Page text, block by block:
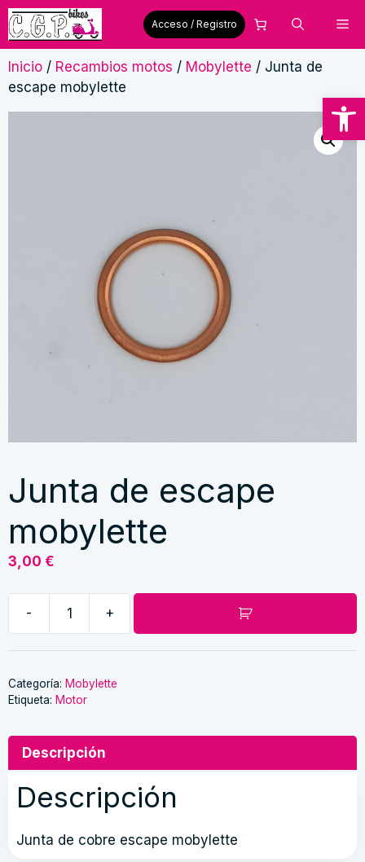
Abrir
Saltar
al
contenido
Acceso / Registro
Inicio / Recambios motos / Mobylette / Junta de
escape mobylette
Junta de escape
mobylette
3,00 €
- +
Categoría: Mobylette
Etiqueta: Motor
Descripción
Descripción
Junta de cobre escape mobylette